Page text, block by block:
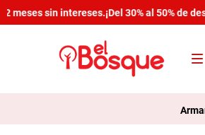
meses sin intereses.¡Del 30% al 50% de